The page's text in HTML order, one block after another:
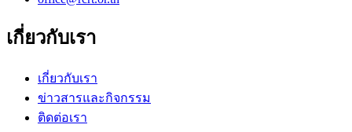
เกี่ยวกับเรา
เกี่ยวกับเรา
ข่าวสารและกิจกรรม
ติดต่อเรา